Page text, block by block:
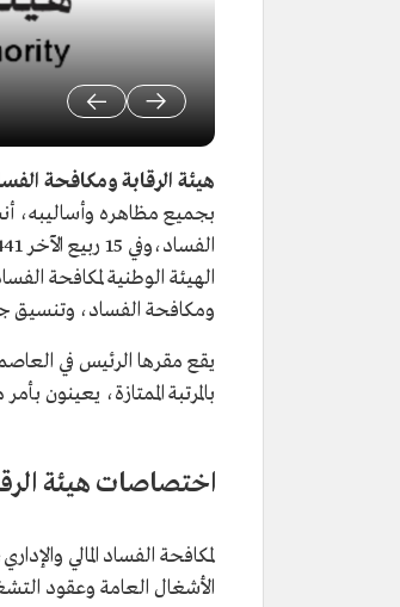
هيئة الرقابة ومكافحة
الهيئة الوطنية لمكافحة
ومكافحة الفساد، وتنسيق
يقع مقرها الرئيس في
بالمرتبة الممتازة، يعينون
اختصاصات هيئة
لمكافحة الفساد المالي
الأشغال العامة وعقود